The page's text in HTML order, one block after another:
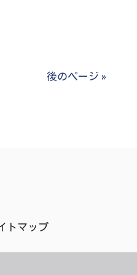
後のページ »
トマップ